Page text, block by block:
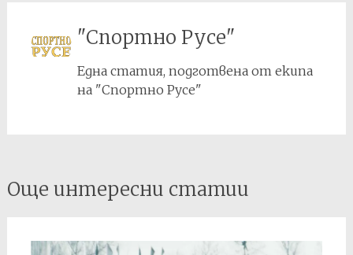
"Спортно Русе"
Една статия, подготвена от екипа
на "Спортно Русе"
Post
navigation
Още интересни статии